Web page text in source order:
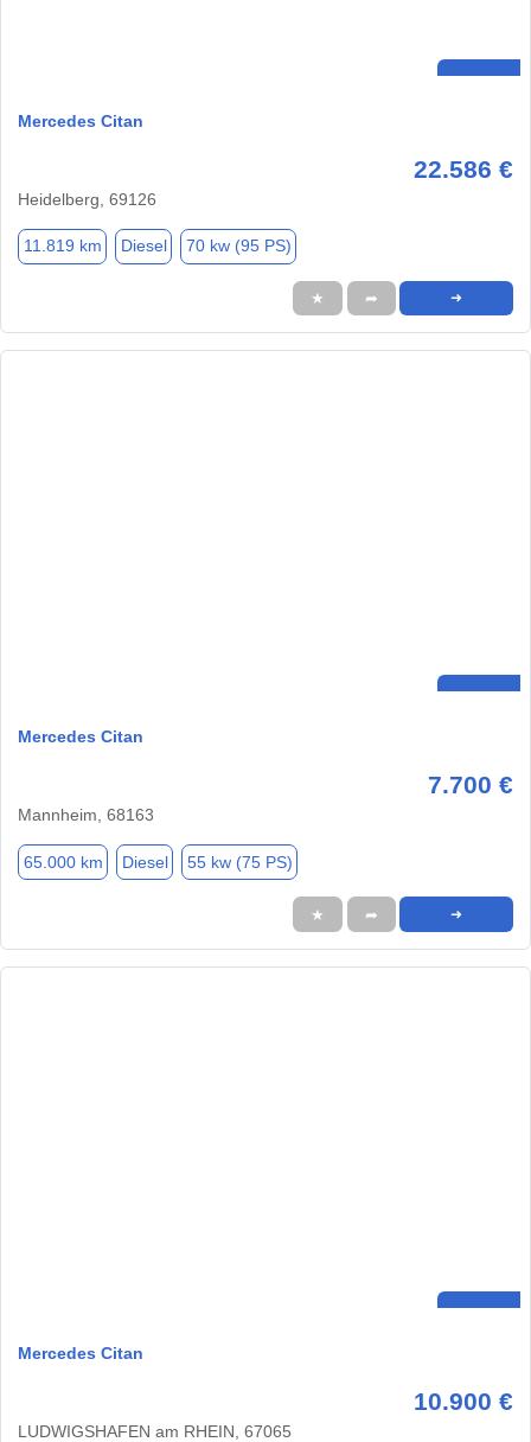
Mercedes Citan
22.586 €
Heidelberg, 69126
11.819 km Diesel 70 kw (95 PS)
★ ➦ ➜
Mercedes Citan
7.700 €
Mannheim, 68163
65.000 km Diesel 55 kw (75 PS)
★ ➦ ➜
Mercedes Citan
10.900 €
LUDWIGSHAFEN am RHEIN, 67065